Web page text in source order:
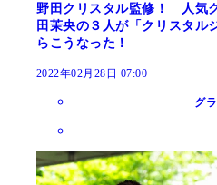
野田クリスタル監修！ 人気
田茉央の３人が「クリスタル
らこうなった！
2022年02月28日 07:00
グ